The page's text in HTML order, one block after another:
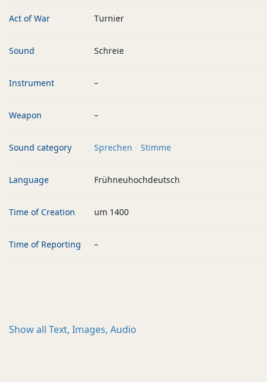
Act of War Turnier
Sound Schreie
Instrument –
Weapon –
Sound category Sprechen Stimme
Language Frühneuhochdeutsch
Time of Creation um 1400
Time of Reporting –
Show all Text, Images, Audio